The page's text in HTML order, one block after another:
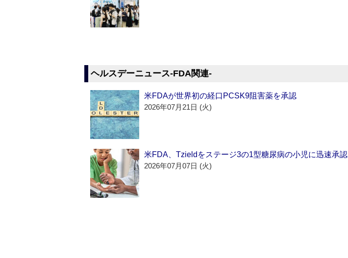
ヘルスデーニュース‐FDA関連‐
米FDAが世界初の経口PCSK9阻害薬を承認
2026年07月21日 (火)
米FDA、Tzieldをステージ3の1型糖尿病の小児に迅速承認
2026年07月07日 (火)